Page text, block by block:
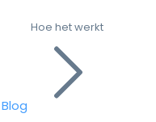
Blog
Hoe het werkt